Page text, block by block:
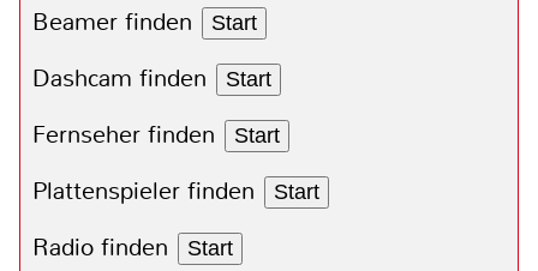
Beamer finden Start
Dashcam finden Start
Fernseher finden Start
Plattenspieler finden Start
Radio finden Start